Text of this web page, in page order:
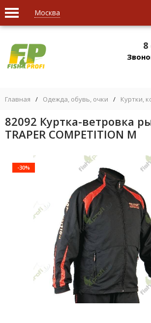
Москва
8
Главная / Одежда, обувь, очки / Куртки,
82092 Куртка-ветровка
TRAPER COMPETITION M
-30%